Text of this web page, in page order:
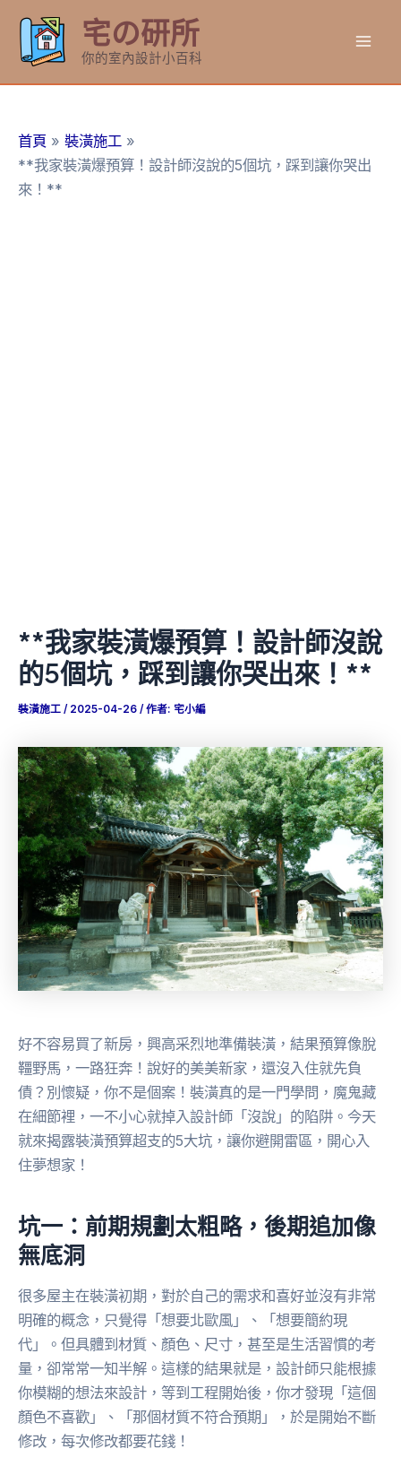
要
宅の研所
你的室內設計小百科
首頁
裝潢施工
**我家裝潢爆預算！設計師沒說的5個坑，踩到讓你哭出
來！**
**我家裝潢爆預算！設計師沒說
的5個坑，踩到讓你哭出來！**
裝潢施工 / 2025-04-26 / 作者: 宅小編
好不容易買了新房，興高采烈地準備裝潢，結果預算像脫
韁野馬，一路狂奔！說好的美美新家，還沒入住就先負
債？別懷疑，你不是個案！裝潢真的是一門學問，魔鬼藏
在細節裡，一不小心就掉入設計師「沒說」的陷阱。今天
就來揭露裝潢預算超支的5大坑，讓你避開雷區，開心入
住夢想家！
坑一：前期規劃太粗略，後期追加像
無底洞
很多屋主在裝潢初期，對於自己的需求和喜好並沒有非常
明確的概念，只覺得「想要北歐風」、「想要簡約現
代」。但具體到材質、顏色、尺寸，甚至是生活習慣的考
量，卻常常一知半解。這樣的結果就是，設計師只能根據
你模糊的想法來設計，等到工程開始後，你才發現「這個
顏色不喜歡」、「那個材質不符合預期」，於是開始不斷
修改，每次修改都要花錢！